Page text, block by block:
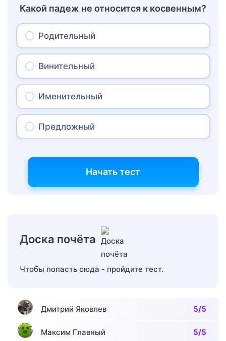
Какой падеж не относится к косвенным?
Родительный
Винительный
Именительный
Предложный
Начать тест
Доска почёта
Чтобы попасть сюда - пройдите тест.
Дмитрий Яковлев 5/5
Максим Главный 5/5